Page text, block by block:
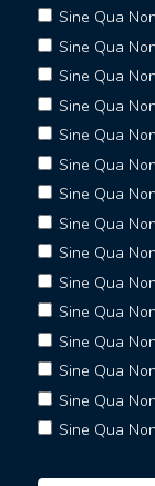
Sine Qua
Sine Qua
Sine Qua
Sine Qua
Sine Qua
Sine Qua
Sine Qua
Sine Qua
Sine Qua
Sine Qua
Sine Qua
Sine Qua
Sine Qua
Sine Qua
Sine Qua